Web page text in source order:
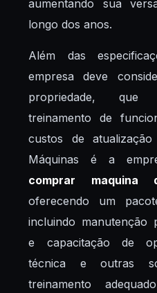
aumentando sua
longo dos anos.
Além das
empresa deve
propriedade, que
treinamento de
custos de
Máquinas é a
comprar
oferecendo um
incluindo manutenção
e capacitação de
técnica e outras
treinamento